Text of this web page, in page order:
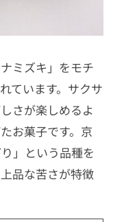
ミズキ」をモチ
ています。サクサ
さが楽しめるよ
お菓子です。京
」という品種を
品な苦さが特徴